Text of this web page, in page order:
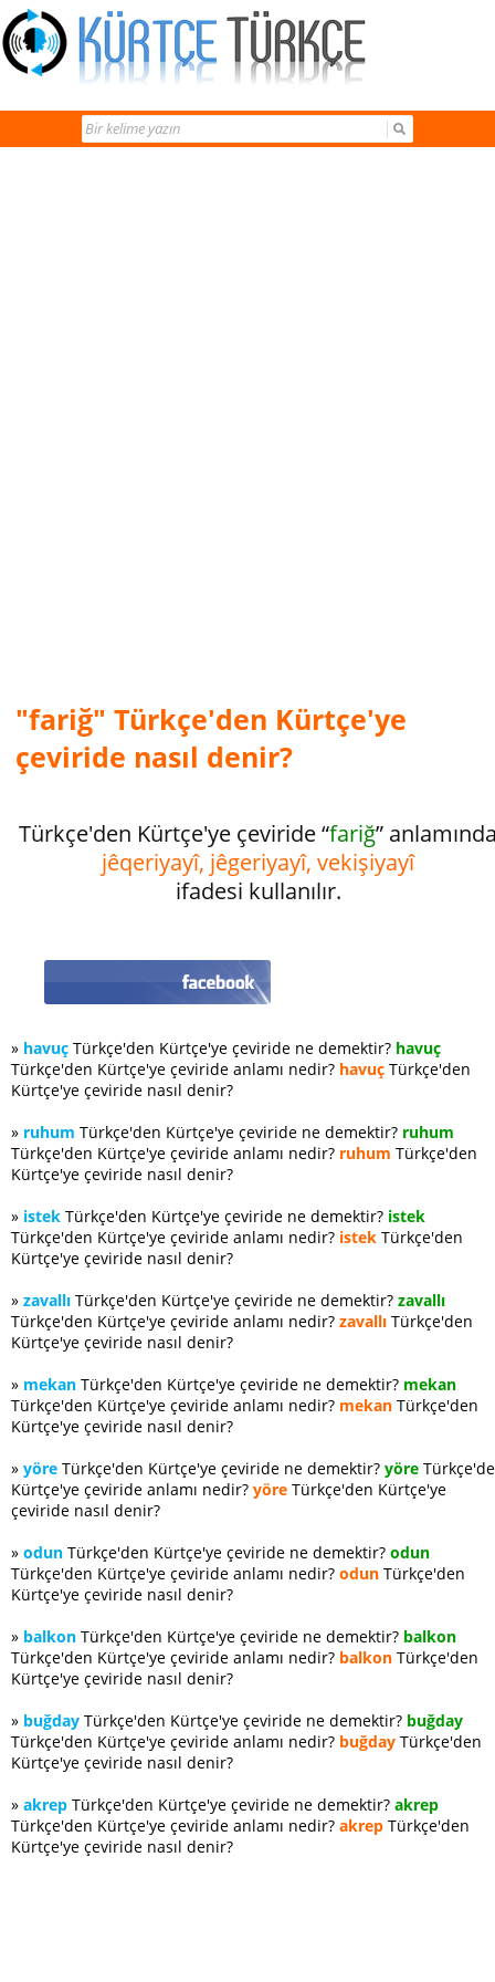
"fariğ" Türkçe'den Kürtçe'ye
çeviride nasıl denir?
Türkçe'den Kürtçe'ye çeviride “fariğ”
jêqeriyayî, jêgeriyayî, vekişiyayî
ifadesi kullanılır.
» havuç Türkçe'den Kürtçe'ye çeviride ne demektir? havuç
Türkçe'den Kürtçe'ye çeviride anlamı nedir? havuç Türkçe'den
Kürtçe'ye çeviride nasıl denir?
» ruhum Türkçe'den Kürtçe'ye çeviride ne demektir? ruhum
Türkçe'den Kürtçe'ye çeviride anlamı nedir? ruhum Türkçe'den
Kürtçe'ye çeviride nasıl denir?
» istek Türkçe'den Kürtçe'ye çeviride ne demektir? istek
Türkçe'den Kürtçe'ye çeviride anlamı nedir? istek Türkçe'den
Kürtçe'ye çeviride nasıl denir?
» zavallı Türkçe'den Kürtçe'ye çeviride ne demektir? zavallı
Türkçe'den Kürtçe'ye çeviride anlamı nedir? zavallı Türkçe'den
Kürtçe'ye çeviride nasıl denir?
» mekan Türkçe'den Kürtçe'ye çeviride ne demektir? mekan
Türkçe'den Kürtçe'ye çeviride anlamı nedir? mekan Türkçe'den
Kürtçe'ye çeviride nasıl denir?
» yöre Türkçe'den Kürtçe'ye çeviride ne demektir? yöre
Kürtçe'ye çeviride anlamı nedir? yöre Türkçe'den Kürtçe'ye
çeviride nasıl denir?
» odun Türkçe'den Kürtçe'ye çeviride ne demektir? odun
Türkçe'den Kürtçe'ye çeviride anlamı nedir? odun Türkçe'den
Kürtçe'ye çeviride nasıl denir?
» balkon Türkçe'den Kürtçe'ye çeviride ne demektir? balkon
Türkçe'den Kürtçe'ye çeviride anlamı nedir? balkon Türkçe'den
Kürtçe'ye çeviride nasıl denir?
» buğday Türkçe'den Kürtçe'ye çeviride ne demektir? buğday
Türkçe'den Kürtçe'ye çeviride anlamı nedir? buğday Türkçe'den
Kürtçe'ye çeviride nasıl denir?
» akrep Türkçe'den Kürtçe'ye çeviride ne demektir? akrep
Türkçe'den Kürtçe'ye çeviride anlamı nedir? akrep Türkçe'den
Kürtçe'ye çeviride nasıl denir?